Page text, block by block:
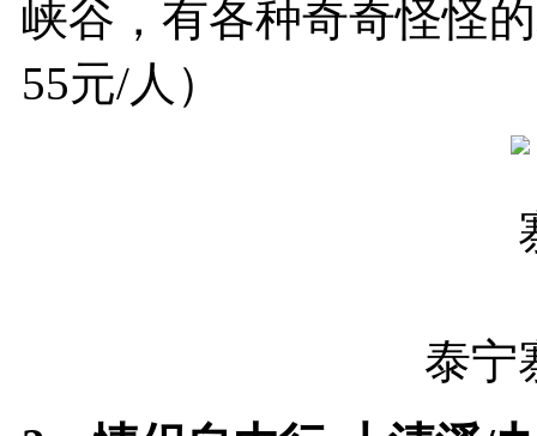
峡谷，有各种奇奇怪怪
55元/人）
泰宁